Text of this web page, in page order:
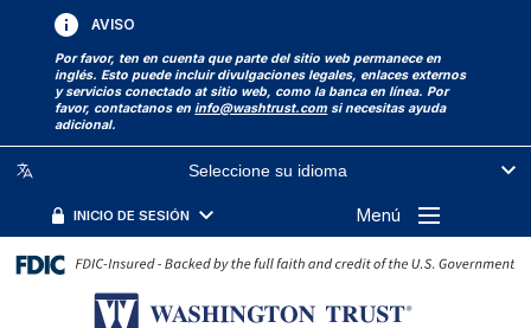
AVISO
Por favor, ten en cuenta que parte del sitio web permanece en
inglés. Esto puede incluir divulgaciones legales, enlaces externos
y servicios conectado at sitio web, como la banca en línea. Por
favor, contactanos eninfo@washtrust.com si necesitas ayuda
adicional.
Seleccione su idioma
INICIO DE SESIÓN Menú